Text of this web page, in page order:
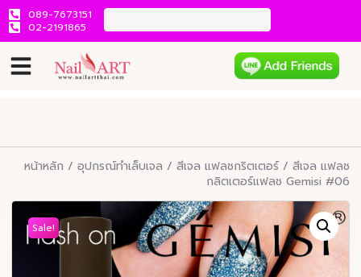
089-7673151
02-2191865
หน้าหลัก / อุปกรณ์ทำเล็บเจล / สีเจล แฟลชกริตเตอร์/ สีเจล แฟลช
กลิตเตอร์แฟลช Gemisi #06
Sale!